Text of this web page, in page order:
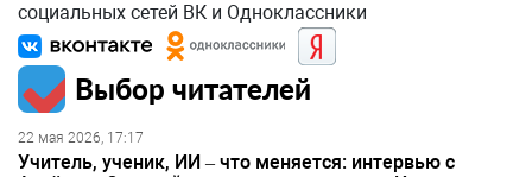
социальных сетей ВК и Одноклассники
Выбор читателей
22 мая 2026, 17:17
Учитель, ученик, ИИ – что меняется: интервью с